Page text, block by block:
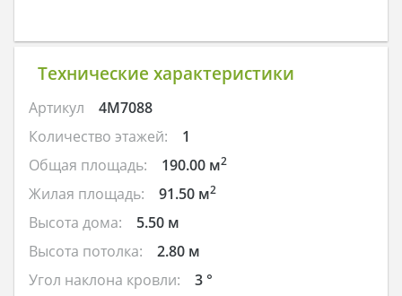
Технические характеристики
Артикул
4M7088
Количество этажей:
1
Общая площадь:
190.00 м2
Жилая площадь: 91.50 м2
Высота дома:
5.50 м
Высота потолка:
2.80 м
Угол наклона кровли:
3 °